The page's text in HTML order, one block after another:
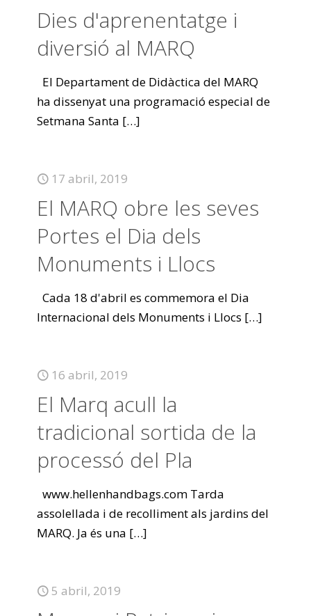
Dies d'aprenentatge i
diversió al MARQ
El Departament de Didàctica del MARQ
ha dissenyat una programació especial de
Setmana Santa […]
17 abril, 2019
El MARQ obre les seves
Portes el Dia dels
Monuments i Llocs
Cada 18 d'abril es commemora el Dia
Internacional dels Monuments i Llocs […]
16 abril, 2019
El Marq acull la
tradicional sortida de la
processó del Pla
www.hellenhandbags.com Tarda
assolellada i de recolliment als jardins del
MARQ. Ja és una […]
5 abril, 2019